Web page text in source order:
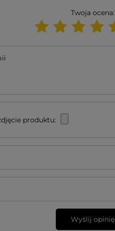
Twoja ocena:
produktu:
Wyślij opinię